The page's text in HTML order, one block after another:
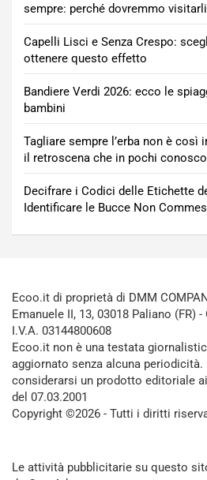
sempre: perché dovremmo
Capelli Lisci e Senza Crespo:
ottenere questo effetto
Bandiere Verdi 2026: ecco le
bambini
Tagliare sempre l’erba non è così
il retroscena che in pochi
Decifrare i Codici delle Etichette
Identificare le Bucce Non
Ecoo.it di proprietà di DMM
Emanuele II, 13, 03018 Paliano (FR)
I.V.A. 03144800608
Ecoo.it non è una testata
aggiornato senza alcuna periodicità.
considerarsi un prodotto editoriale
del 07.03.2001
Copyright ©2026 - Tutti i diritti
Le attività pubblicitarie su questo